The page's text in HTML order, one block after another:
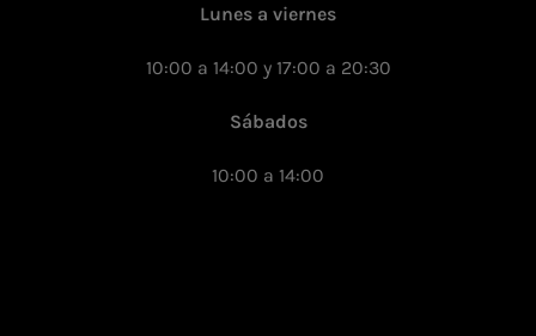
Lunes a viernes
10:00 a 14:00 y 17:00 a 20:30
Sábados
10:00 a 14:00